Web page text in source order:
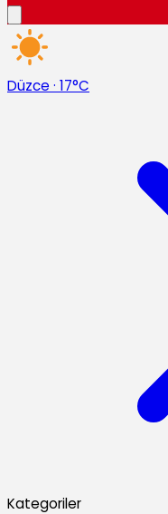
Düzce · 17°C
Kategoriler